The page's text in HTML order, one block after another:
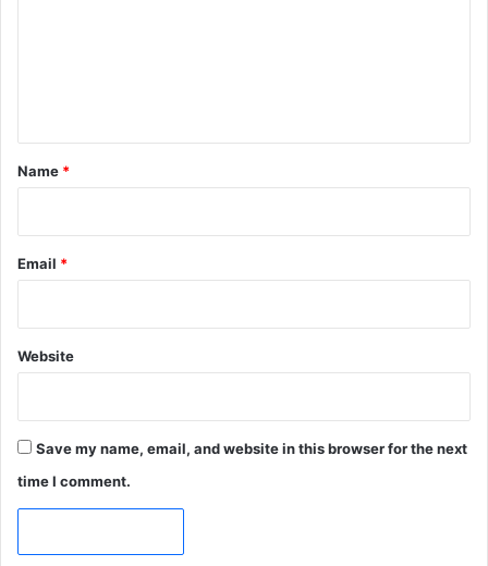
*
Name *
Email *
Website
Save my name, email, and website in this browser for the next
time I comment.